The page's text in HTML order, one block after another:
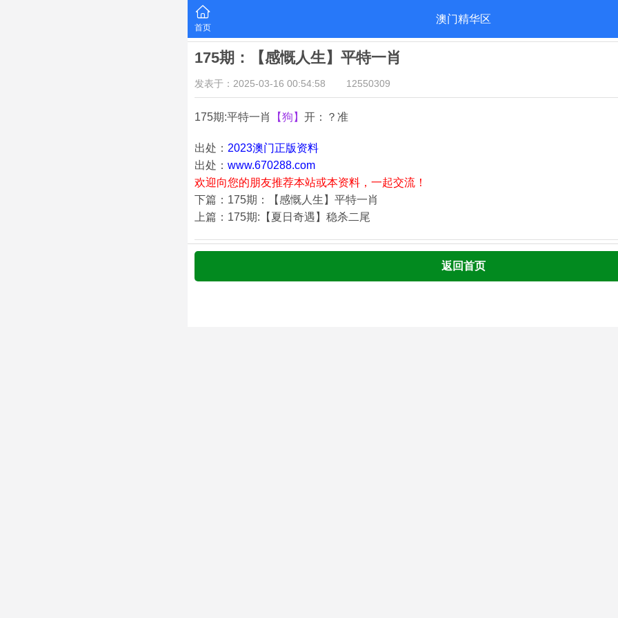
首页
澳门精华区
175期：【感慨人生】平特一肖
发表于：2025-03-16 00:54:58 12550309
175期:平特一肖 【狗】 开：？准
出处： 2023澳门正版资料
出处： www.670288.com
欢迎向您的朋友推荐本站或本资料，一起交流！
下篇：175期：【感慨人生】平特一肖
上篇：175期:【夏日奇遇】稳杀二尾
返回首页